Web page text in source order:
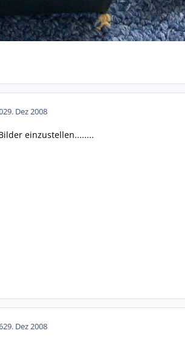
29. Dez 2008
einzustellen........
29. Dez 2008